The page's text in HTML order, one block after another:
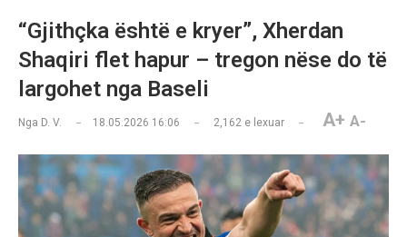
“Gjithçka është e kryer”, Xherdan
Shaqiri flet hapur – tregon nëse do të
largohet nga Baseli
Nga D. V. 18.05.2026 16:06 2,162 e lexuar A+ A-